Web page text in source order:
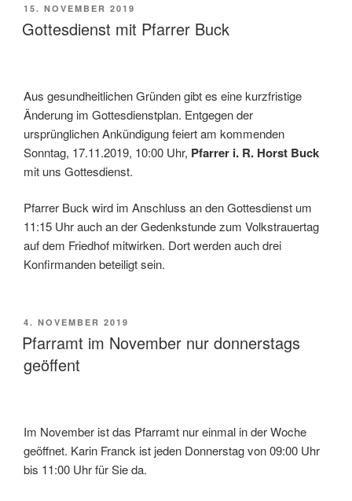
VERÖFFENTLICHT
AM
15. NOVEMBER 2019
Gottesdienst mit Pfarrer Buck
Aus gesundheitlichen Gründen gibt es eine kurzfristige
Änderung im Gottesdienstplan. Entgegen der
ursprünglichen Ankündigung feiert am kommenden
Sonntag, 17.11.2019, 10:00 Uhr, Pfarrer i. R. Horst Buck
mit uns Gottesdienst.
Pfarrer Buck wird im Anschluss an den Gottesdienst um
11:15 Uhr auch an der Gedenkstunde zum Volkstrauertag
auf dem Friedhof mitwirken. Dort werden auch drei
Konfirmanden beteiligt sein.
VERÖFFENTLICHT
AM
4. NOVEMBER 2019
Pfarramt im November nur donnerstags
geöffent
Im November ist das Pfarramt nur einmal in der Woche
geöffnet. Karin Franck ist jeden Donnerstag von 09:00 Uhr
bis 11:00 Uhr für Sie da.